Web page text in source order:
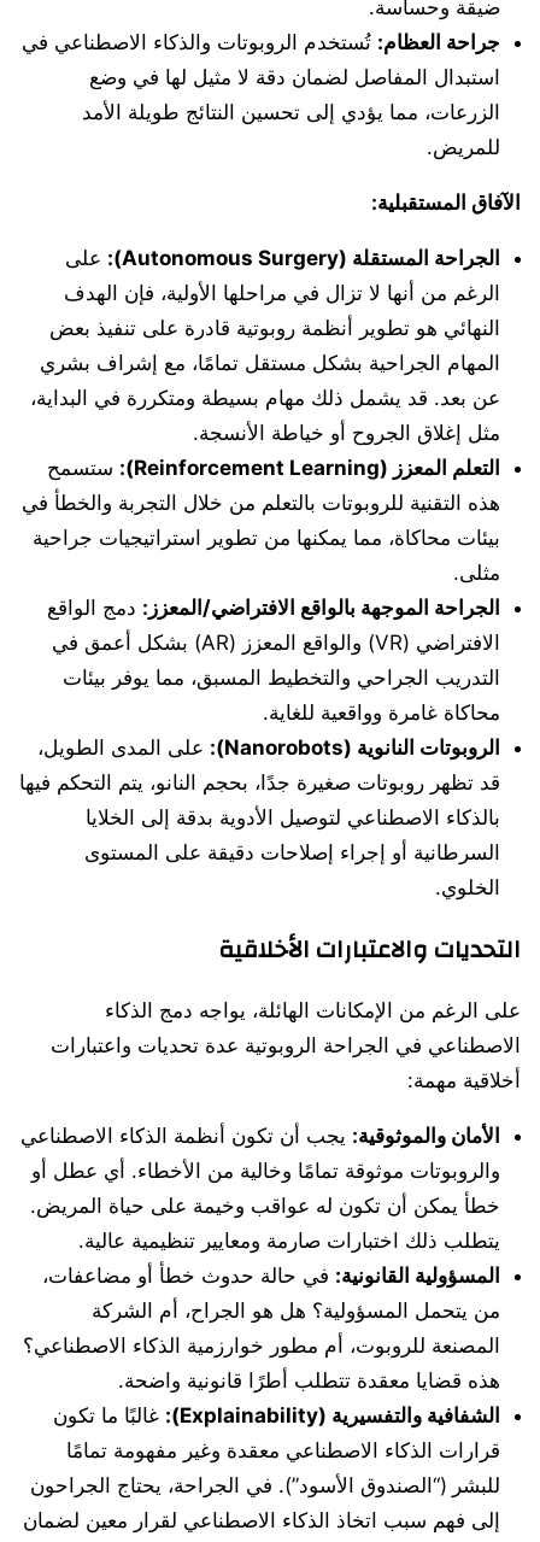
ضيقة وحساسة.
جراحة العظام: تُستخدم الروبوتات والذكاء الاصطناعي في
استبدال المفاصل لضمان دقة لا مثيل لها في وضع
الزرعات، مما يؤدي إلى تحسين النتائج طويلة الأمد
للمريض.
الآفاق المستقبلية:
الجراحة المستقلة (Autonomous Surgery):
على
الرغم من أنها لا تزال في مراحلها الأولية، فإن الهدف
النهائي هو تطوير أنظمة روبوتية قادرة على تنفيذ بعض
المهام الجراحية بشكل مستقل تمامًا، مع إشراف بشري
عن بعد. قد يشمل ذلك مهام بسيطة ومتكررة في البداية،
مثل إغلاق الجروح أو خياطة الأنسجة.
التعلم المعزز (Reinforcement Learning):
ستسمح
هذه التقنية للروبوتات بالتعلم من خلال التجربة والخطأ في
بيئات محاكاة، مما يمكنها من تطوير استراتيجيات جراحية
مثلى.
الجراحة الموجهة بالواقع الافتراضي/المعزز: دمج الواقع
الافتراضي (VR) والواقع المعزز (AR) بشكل أعمق في
التدريب الجراحي والتخطيط المسبق، مما يوفر بيئات
محاكاة غامرة وواقعية للغاية.
الروبوتات النانوية (Nanorobots):
على المدى الطويل،
قد تظهر روبوتات صغيرة جدًا، بحجم النانو، يتم التحكم فيها
بالذكاء الاصطناعي لتوصيل الأدوية بدقة إلى الخلايا
السرطانية أو إجراء إصلاحات دقيقة على المستوى
الخلوي.
التحديات والاعتبارات الأخلاقية
على الرغم من الإمكانات الهائلة، يواجه دمج الذكاء
الاصطناعي في الجراحة الروبوتية عدة تحديات واعتبارات
أخلاقية مهمة:
الأمان والموثوقية: يجب أن تكون أنظمة الذكاء الاصطناعي
والروبوتات موثوقة تمامًا وخالية من الأخطاء. أي عطل أو
خطأ يمكن أن تكون له عواقب وخيمة على حياة المريض.
يتطلب ذلك اختبارات صارمة ومعايير تنظيمية عالية.
المسؤولية القانونية: في حالة حدوث خطأ أو مضاعفات،
من يتحمل المسؤولية؟ هل هو الجراح، أم الشركة
المصنعة للروبوت، أم مطور خوارزمية الذكاء الاصطناعي؟
هذه قضايا معقدة تتطلب أطرًا قانونية واضحة.
الشفافية والتفسيرية (Explainability):
غالبًا ما تكون
قرارات الذكاء الاصطناعي معقدة وغير مفهومة تمامًا
للبشر (“الصندوق الأسود”). في الجراحة، يحتاج الجراحون
إلى فهم سبب اتخاذ الذكاء الاصطناعي لقرار معين لضمان